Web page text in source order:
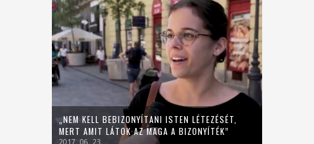
„NEM KELL BEBIZONYÍTANI ISTEN LÉTEZÉSÉT,
MERT AMIT LÁTOK AZ MAGA A BIZONYÍTÉK”
2017. 06. 23.